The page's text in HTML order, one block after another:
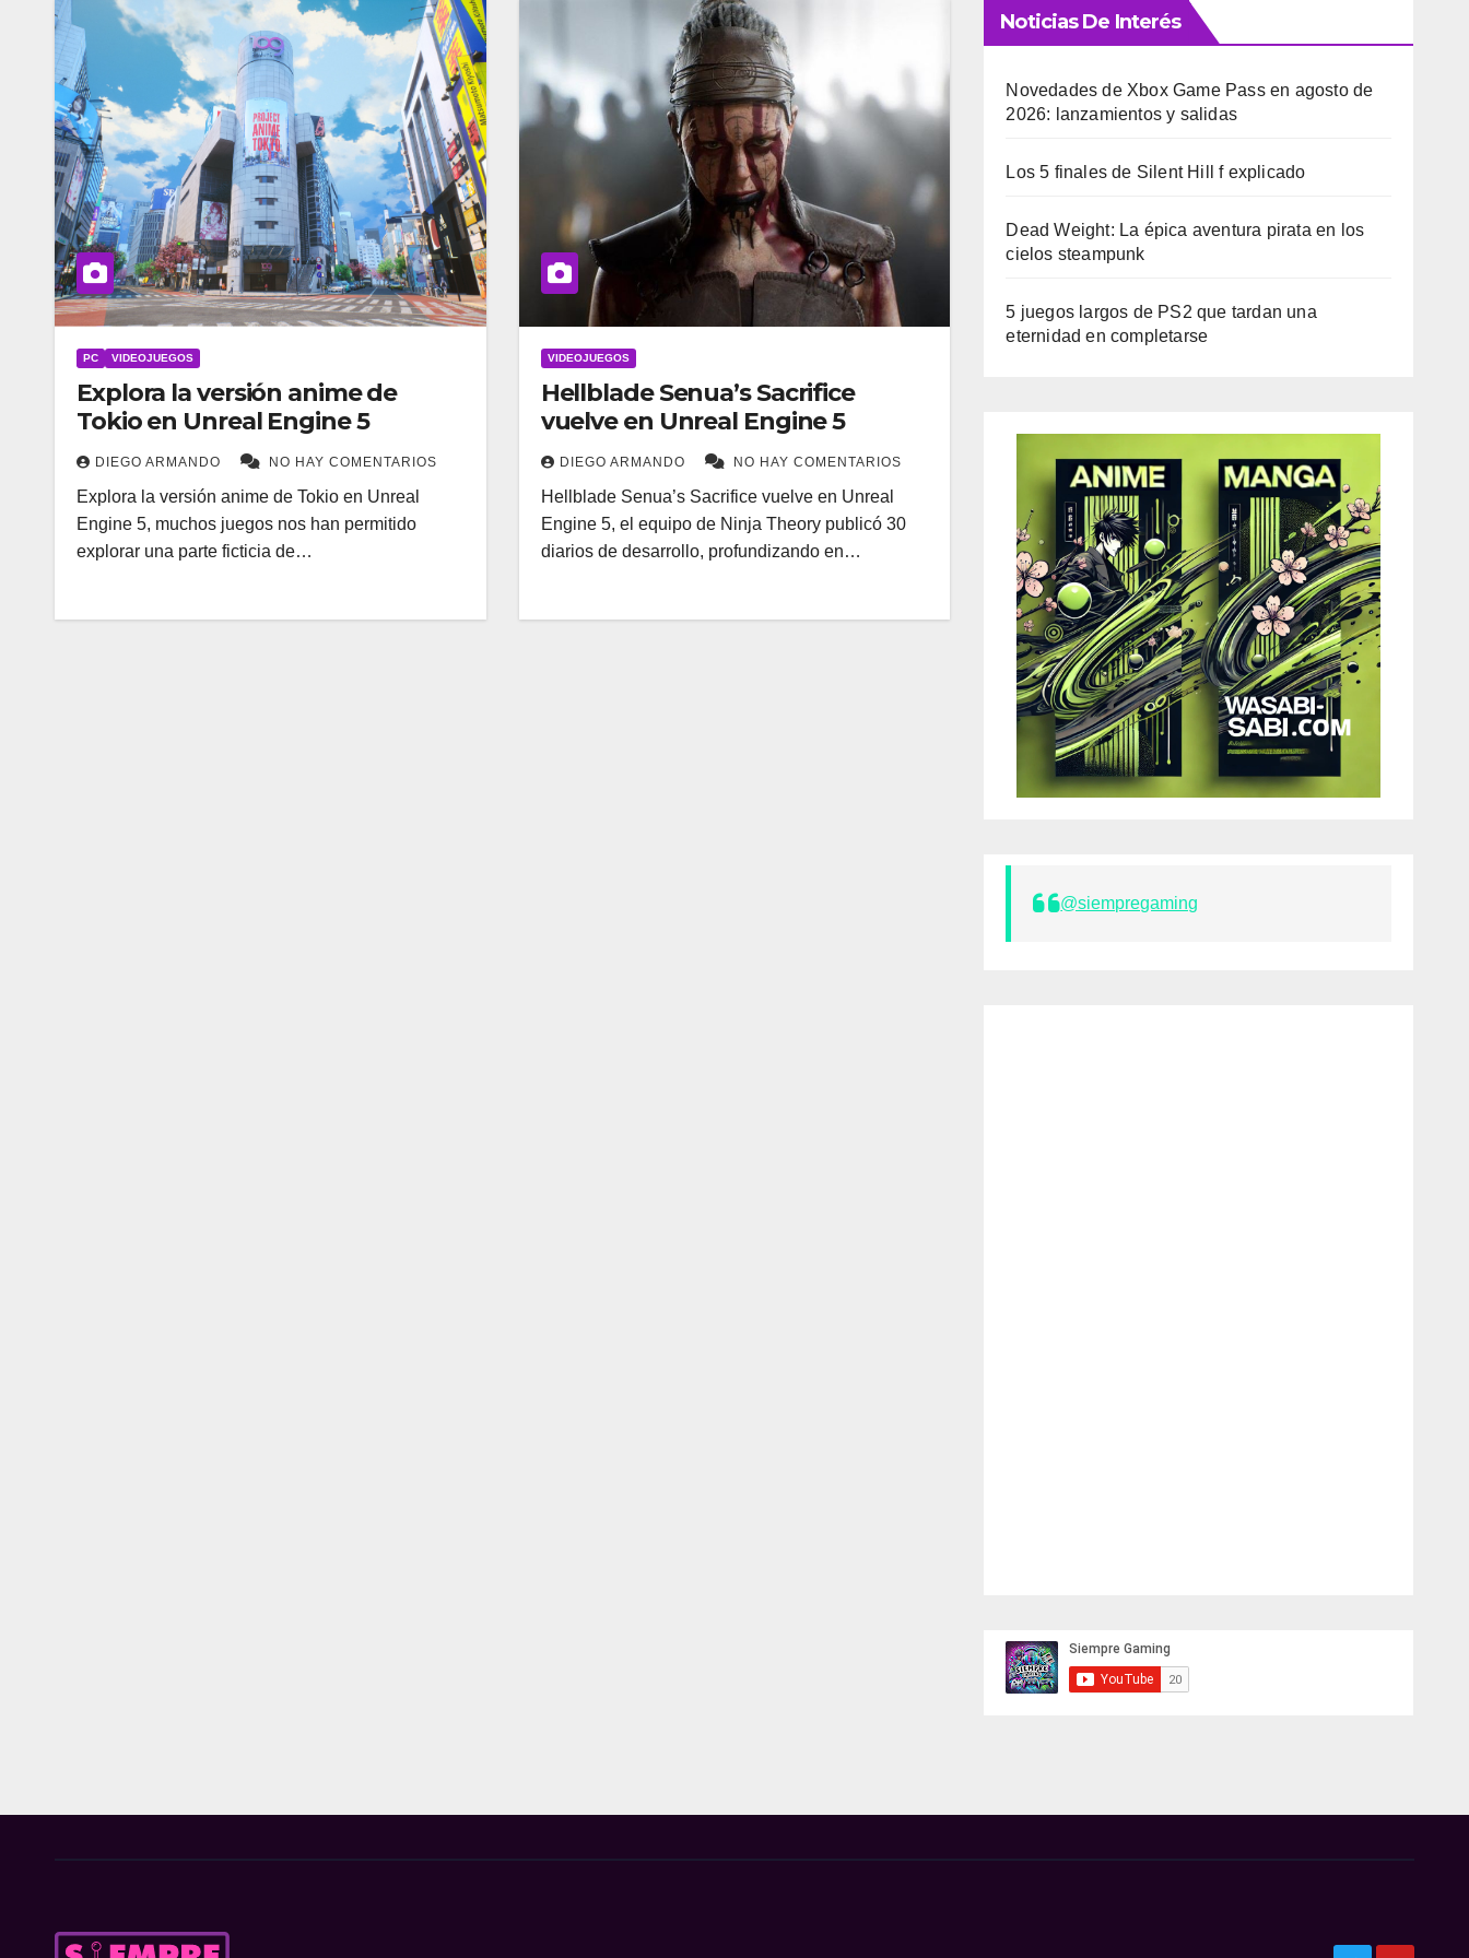
PC VIDEOJUEGOS
Explora la versión anime de
Tokio en Unreal Engine 5
DIEGO ARMANDO NO HAY COMENTARIOS
Explora la versión anime de Tokio en Unreal
Engine 5, muchos juegos nos han permitido
explorar una parte ficticia de…
VIDEOJUEGOS
Hellblade Senua’s Sacrifice
vuelve en Unreal Engine 5
DIEGO ARMANDO NO HAY COMENTARIOS
Hellblade Senua’s Sacrifice vuelve en Unreal
Engine 5, el equipo de Ninja Theory publicó 30
diarios de desarrollo, profundizando en…
Noticias De Interés
Novedades de Xbox Game Pass en agosto de
2026: lanzamientos y salidas
Los 5 finales de Silent Hill f explicado
Dead Weight: La épica aventura pirata en los
cielos steampunk
5 juegos largos de PS2 que tardan una
eternidad en completarse
@siempregaming